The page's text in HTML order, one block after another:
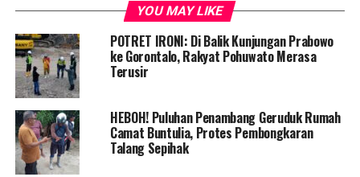
disebabkan oleh aktivitas perusahaan pertambangan
yang beroperasi di sekitar kawasan terdampak. Ia
menilai, pemerintah gagal mengambil tindakan tegas
terhadap pelaku yang merusak lingkungan.
“Kami menduga kuat
bahwa kerusakan
lingkungan ini tidak terjadi
YOU MAY LIKE
POTRET IRONI: Di Balik Kunjungan Prabowo
ke Gorontalo, Rakyat Pohuwato Merasa
Terusir
HEBOH! Puluhan Penambang Geruduk Rumah
Camat Buntulia, Protes Pembongkaran
Talang Sepihak